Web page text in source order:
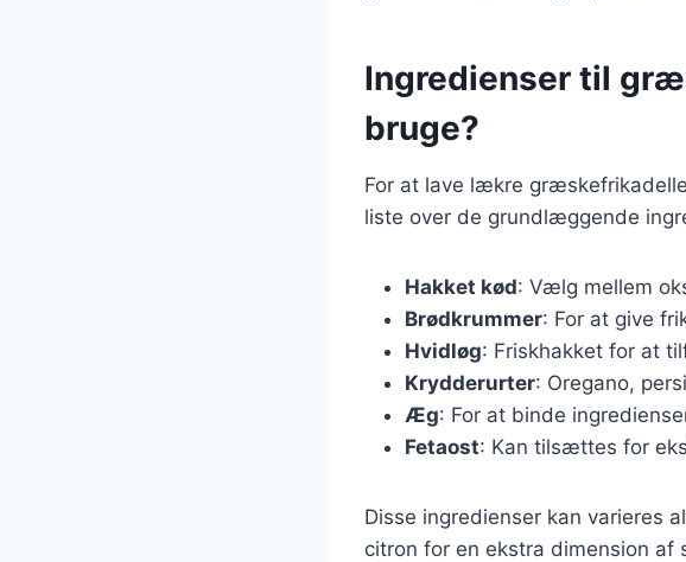
Ingredienser til
bruge?
For at lave lækre
liste over de grundlæggende
Hakket kød: Vælg mellem
Brødkrummer: For at give
Hvidløg: Friskhakket for at
Krydderurter: Oregano,
Æg: For at binde
Fetaost: Kan tilsættes for
Disse ingredienser kan varieres
citron for en ekstra dimension af